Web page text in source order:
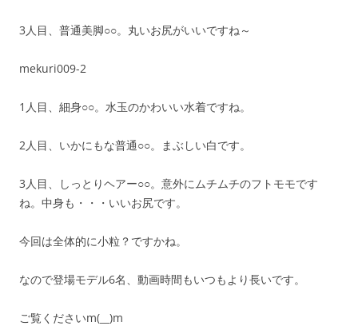
3人目、普通美脚○○。丸いお尻がいいですね～
mekuri009-2
1人目、細身○○。水玉のかわいい水着ですね。
2人目、いかにもな普通○○。まぶしい白です。
3人目、しっとりヘアー○○。意外にムチムチのフトモモです
ね。中身も・・・いいお尻です。
今回は全体的に小粒？ですかね。
なので登場モデル6名、動画時間もいつもより長いです。
ご覧くださいm(__)m